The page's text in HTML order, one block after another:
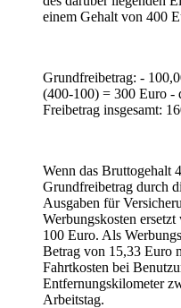
einem Gehalt von 400
Grundfreibetrag: -
(400-100) = 300 Euro -
Freibetrag insgesamt:
Wenn das Bruttogehalt
Grundfreibetrag durch
Ausgaben für
Werbungskosten
100 Euro. Als
Betrag von 15,33 Euro
Fahrtkosten bei
Entfernungskilometer
Arbeitstag.